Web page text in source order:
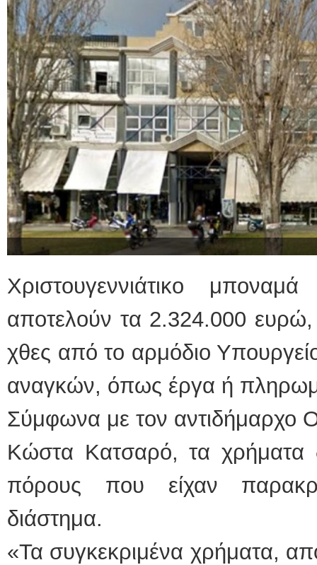
Χριστουγεννιάτικο
αποτελούν τα 2.324.000
χθες από το αρμόδιο
αναγκών, όπως έργα ή
Σύμφωνα με τον αντιδήμαρχο
Κώστα Κατσαρό, τα χρήματα
πόρους που είχαν
διάστημα.
«Τα συγκεκριμένα χρήματα,